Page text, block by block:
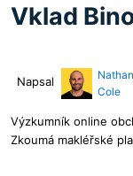
Vklad
Napsal
Nathan
Cole
Výzkumník online
Zkoumá makléřské